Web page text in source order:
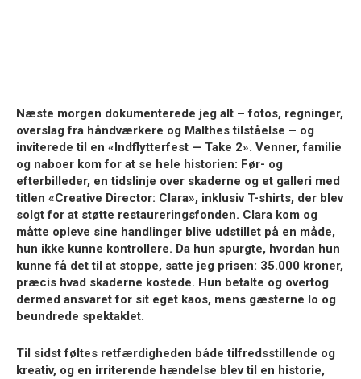
Næste morgen dokumenterede jeg alt – fotos, regninger,
overslag fra håndværkere og Malthes tilståelse – og
inviterede til en «Indflytterfest — Take 2». Venner, familie
og naboer kom for at se hele historien: Før- og
efterbilleder, en tidslinje over skaderne og et galleri med
titlen «Creative Director: Clara», inklusiv T-shirts, der blev
solgt for at støtte restaureringsfonden. Clara kom og
måtte opleve sine handlinger blive udstillet på en måde,
hun ikke kunne kontrollere. Da hun spurgte, hvordan hun
kunne få det til at stoppe, satte jeg prisen: 35.000 kroner,
præcis hvad skaderne kostede. Hun betalte og overtog
dermed ansvaret for sit eget kaos, mens gæsterne lo og
beundrede spektaklet.
Til sidst føltes retfærdigheden både tilfredsstillende og
kreativ, og en irriterende hændelse blev til en historie,